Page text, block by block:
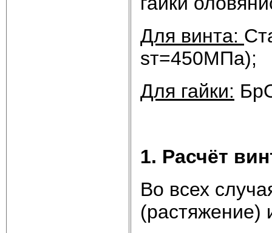
Для винта:
sт=450МПа);
Для гайки:
1. Расчёт
Во всех
(растяжение)